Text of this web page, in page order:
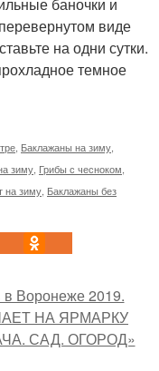
виде
на одни сутки.
темное
Баклажаны на зиму
зиму Грибы с чесноком
на зиму Баклажаны без